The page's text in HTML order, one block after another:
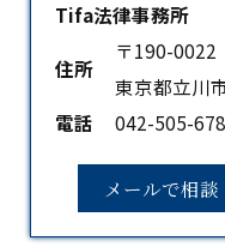
Tifa法律事務所
住所
〒190-0022
東京都立川
電話
042-505-
メールで相談